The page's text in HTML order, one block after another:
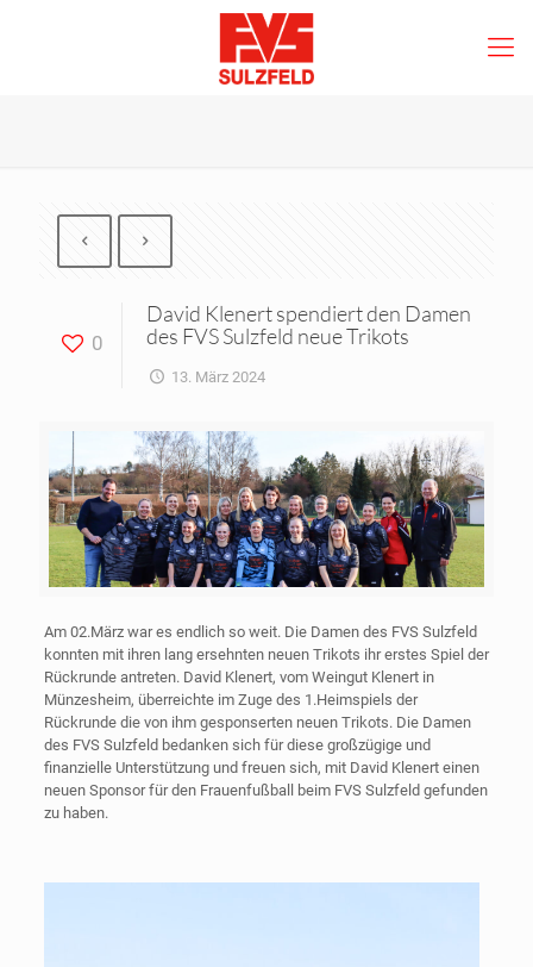
0
David Klenert spendiert den Damen
des FVS Sulzfeld neue Trikots
13. März 2024
Am 02.März war es endlich so weit. Die Damen des FVS Sulzfeld
konnten mit ihren lang ersehnten neuen Trikots ihr erstes Spiel der
Rückrunde antreten. David Klenert, vom Weingut Klenert in
Münzesheim, überreichte im Zuge des 1.Heimspiels der
Rückrunde die von ihm gesponserten neuen Trikots. Die Damen
des FVS Sulzfeld bedanken sich für diese großzügige und
finanzielle Unterstützung und freuen sich, mit David Klenert einen
neuen Sponsor für den Frauenfußball beim FVS Sulzfeld gefunden
zu haben.